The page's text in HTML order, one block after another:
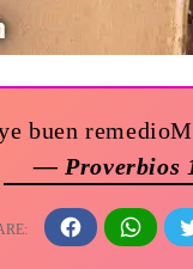
buen
— Proverbios